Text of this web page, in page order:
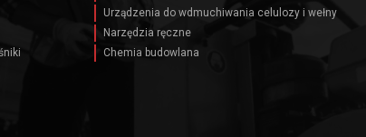
Urządzenia do wdmuchiwania celulozy i wełny
Narzędzia ręczne
Chemia budowlana